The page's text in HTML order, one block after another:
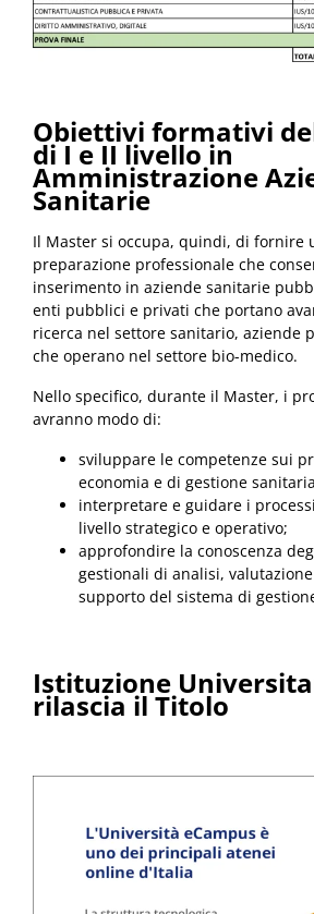
Obiettivi formativi
di I e II livello in
Amministrazione
Sanitarie
Il Master si occupa, quindi, di fornire
preparazione professionale che
inserimento in aziende sanitarie
enti pubblici e privati ​​che portano
ricerca nel settore sanitario, aziende
che operano nel settore bio-medico.
Nello specifico, durante il Master, i
avranno modo di:
sviluppare le competenze sui
economia e di gestione
interpretare e guidare i
livello strategico e operativo;
approfondire la conoscenza
gestionali di analisi, valutazione
supporto del sistema di
Istituzione
rilascia il Titolo